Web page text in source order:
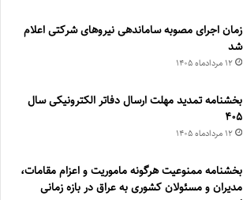
زمان اجرای مصوبه ساماندهی نیروهای شرکتی اعلام
شد
۱۲ مرداد‌ماه ۱۴۰۵
بخشنامه تمدید مهلت ارسال دفاتر الکترونیکی سال
۴۰۵
۱۲ مرداد‌ماه ۱۴۰۵
بخشنامه ممنوعیت هرگونه ماموریت و اعزام مقامات،
مدیران و مسئولان کشوری به عراق در بازه زمانی